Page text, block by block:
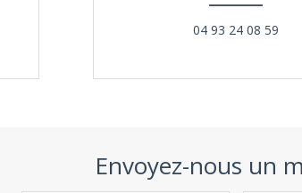
04 93 24 08 59
Envoyez-nous un